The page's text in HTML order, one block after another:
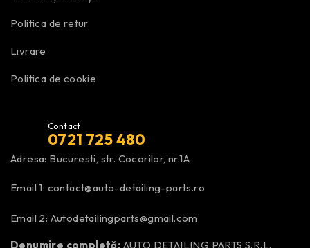
Politica de retur
Livrare
Politica de cookie
Contact
0721 725 480
Adresa: Bucuresti, str. Cocorilor, nr.1A
Email 1: contact@auto-detailing-parts.ro
Email 2: Autodetailingparts@gmail.com
Denumire completă: AUTO DETAILING PARTS S.R.L.